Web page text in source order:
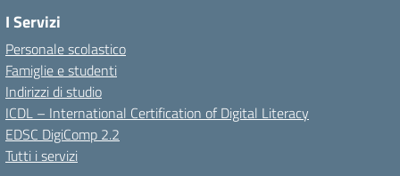
I Servizi
Personale scolastico
Famiglie e studenti
Indirizzi di studio
ICDL – International Certification of Digital Literacy
EDSC DigiComp 2.2
Tutti i servizi